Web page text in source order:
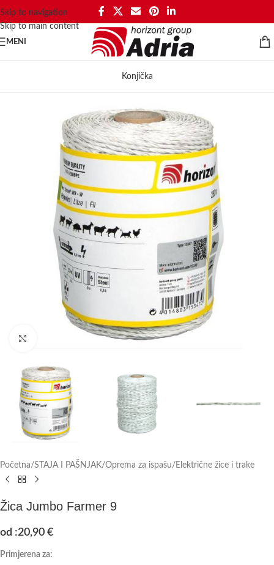
Skip to navigation
Skip to main content
MENI
Konjička
Početna/STAJA I PAŠNJAK/Oprema za ispašu/ Električne žice i trake
Žica Jumbo Farmer 9
od :20,90 €
Primjerena za: